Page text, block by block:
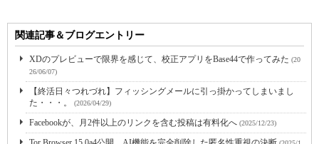
関連記事＆ブログエントリー
XDのプレビューで限界を感じて、校正アプリをBase44で作ってみた (20
26/06/07)
【終活日々つれづれ】フィッシングメールに引っ掛かってしまいまし
た・・・。
(2026/04/29)
Facebookが、月2件以上のリンクを含む投稿は有料化へ (2025/12/23)